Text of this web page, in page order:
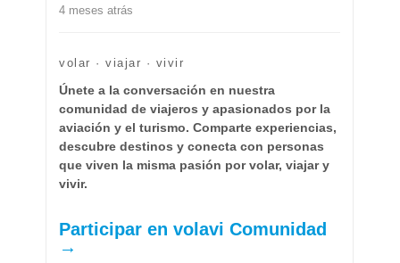
4 meses atrás
volar · viajar · vivir
Únete a la conversación en nuestra
comunidad de viajeros y apasionados por la
aviación y el turismo. Comparte experiencias,
descubre destinos y conecta con personas
que viven la misma pasión por volar, viajar y
vivir.
Participar en volavi Comunidad
→